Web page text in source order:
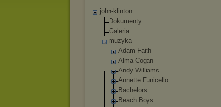
john-klinton
Dokumenty
Galeria
muzyka
Adam Faith
Alma Cogan
Andy Williams
Annette Funicello
Bachelors
Beach Boys